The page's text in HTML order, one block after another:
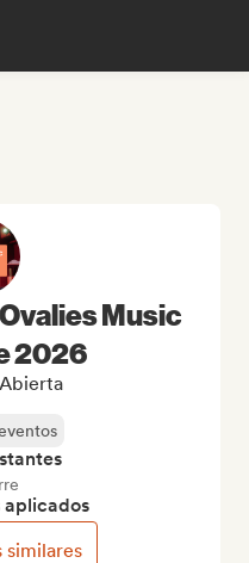
Music
2026
aplicados
similares